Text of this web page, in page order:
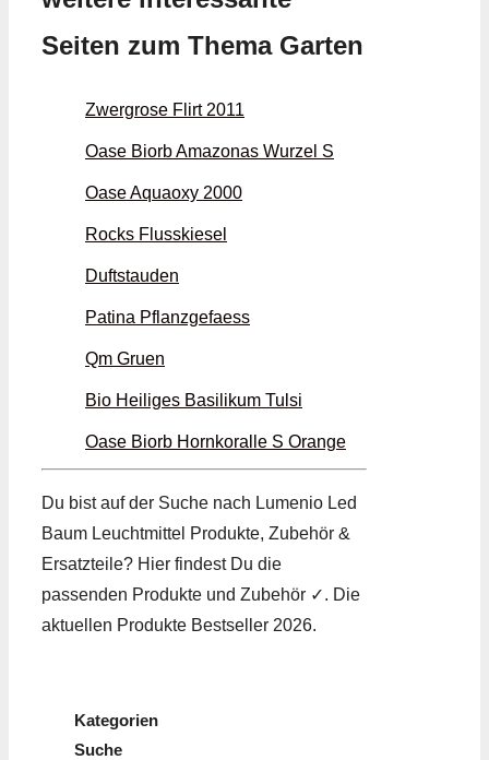
Seiten zum Thema Garten
Zwergrose Flirt 2011
Oase Biorb Amazonas Wurzel S
Oase Aquaoxy 2000
Rocks Flusskiesel
Duftstauden
Patina Pflanzgefaess
Qm Gruen
Bio Heiliges Basilikum Tulsi
Oase Biorb Hornkoralle S Orange
Du bist auf der Suche nach Lumenio Led
Baum Leuchtmittel Produkte, Zubehör &
Ersatzteile? Hier findest Du die
passenden Produkte und Zubehör ✓. Die
aktuellen Produkte Bestseller 2026.
Kategorien
Suche